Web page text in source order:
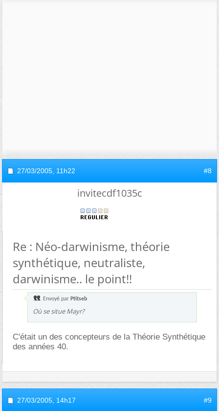
27/03/2005, 11h22 #8
invitecdf1035c
Re : Néo-darwinisme, théorie
synthétique, neutraliste,
darwinisme.. le point!!
Envoyé par Ptitseb
Où se situe Mayr?
C'était un des concepteurs de la Théorie Synthétique
des années 40.
27/03/2005, 14h17 #9